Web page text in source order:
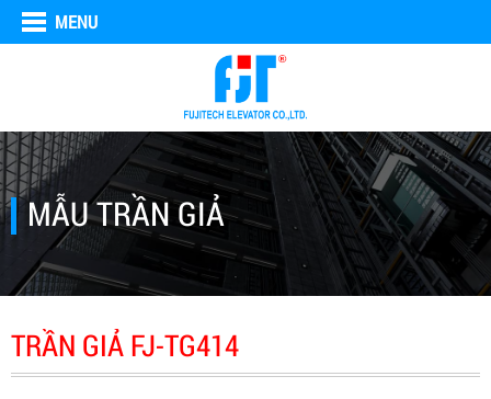
MENU
MẪU TRẦN GIẢ
TRẦN GIẢ FJ-TG414